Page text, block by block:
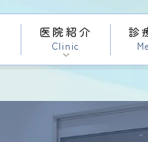
医院紹介
Clinic
診